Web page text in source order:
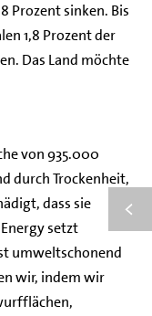
Prozent sinken. Bis
1,8 Prozent der
Das Land möchte
von 935.000
durch Trockenheit,
dass sie
setzt
umweltschonend
wir, indem wir